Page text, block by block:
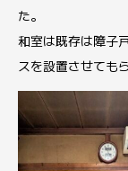
た。
和室は既存は障子
スを設置させても